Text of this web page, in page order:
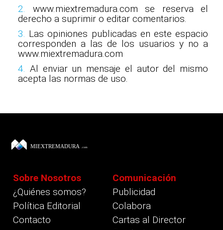
2. www.miextremadura.com se reserva el
derecho a suprimir o editar comentarios.
3. Las opiniones publicadas en este espacio
corresponden a las de los usuarios y no a
www.miextremadura.com
4. Al enviar un mensaje el autor del mismo
acepta las normas de uso.
Sobre Nosotros
¿Quiénes somos?
Política Editorial
Contacto
Comunicación
Publicidad
Colabora
Cartas al Director